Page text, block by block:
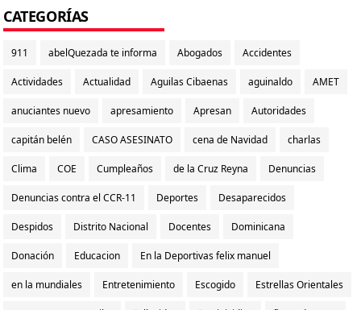
CATEGORÍAS
911 abelQuezada te informa Abogados Accidentes
Actividades Actualidad Aguilas Cibaenas aguinaldo AMET
anuciantes nuevo apresamiento Apresan Autoridades
capitán belén CASO ASESINATO cena de Navidad charlas
Clima COE Cumpleaños de la Cruz Reyna Denuncias
Denuncias contra el CCR-11 Deportes Desaparecidos
Despidos Distrito Nacional Docentes Dominicana
Donación Educacion En la Deportivas felix manuel
en la mundiales Entretenimiento Escogido Estrellas Orientales